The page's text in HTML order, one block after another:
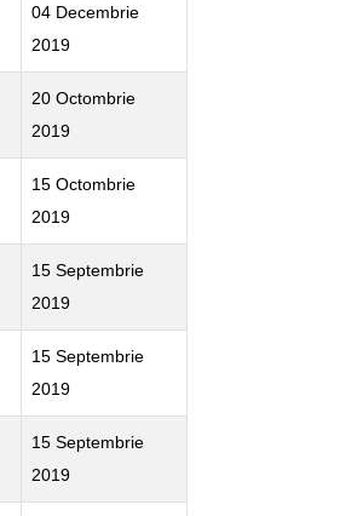
04 Decembrie
2019
20 Octombrie
2019
15 Octombrie
2019
15 Septembrie
2019
15 Septembrie
2019
15 Septembrie
2019